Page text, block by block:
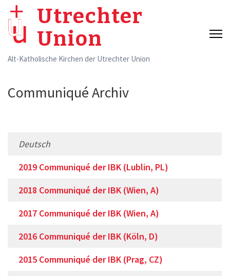
content
Enter)
Utrechter
Union
Alt-Katholische Kirchen der Utrechter Union
Communiqué Archiv
Deutsch
2019 Communiqué der IBK (Lublin, PL)
2018 Communiqué der IBK (Wien, A)
2017 Communiqué der IBK (Wien, A)
2016 Communiqué der IBK (Köln, D)
2015 Communiqué der IBK (Prag, CZ)